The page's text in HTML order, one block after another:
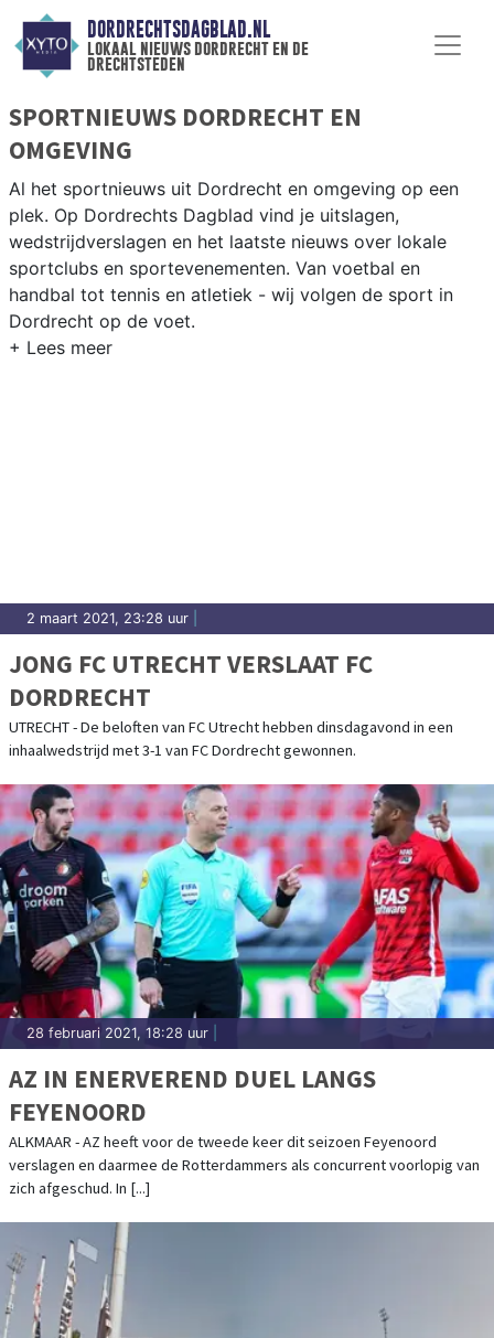
DORDRECHTSDAGBLAD.NL
lokaal nieuws dordrecht en de
drechtsteden
SPORTNIEUWS DORDRECHT EN
OMGEVING
Al het sportnieuws uit Dordrecht en omgeving op een
plek. Op Dordrechts Dagblad vind je uitslagen,
wedstrijdverslagen en het laatste nieuws over lokale
sportclubs en sportevenementen. Van voetbal en
handbal tot tennis en atletiek - wij volgen de sport in
Dordrecht op de voet.
2 maart 2021, 23:28 uur
JONG FC UTRECHT VERSLAAT FC
DORDRECHT
UTRECHT - De beloften van FC Utrecht hebben dinsdagavond in een
inhaalwedstrijd met 3-1 van FC Dordrecht gewonnen.
28 februari 2021, 18:28 uur
AZ IN ENERVEREND DUEL LANGS
FEYENOORD
ALKMAAR - AZ heeft voor de tweede keer dit seizoen Feyenoord
verslagen en daarmee de Rotterdammers als concurrent voorlopig van
zich afgeschud. In [...]